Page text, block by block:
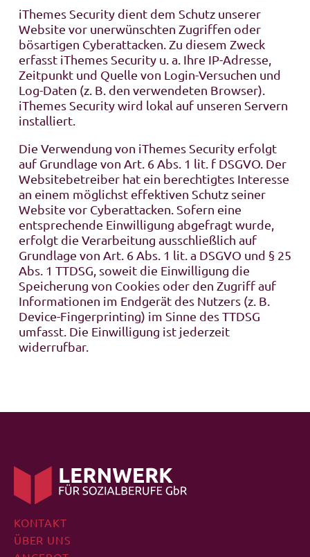
iThemes Security dient dem Schutz unserer
Website vor unerwünschten Zugriffen oder
bösartigen Cyberattacken. Zu diesem Zweck
erfasst iThemes Security u. a. Ihre IP-Adresse,
Zeitpunkt und Quelle von Login-Versuchen und
Log-Daten (z. B. den verwendeten Browser).
iThemes Security wird lokal auf unseren Servern
installiert.
Die Verwendung von iThemes Security erfolgt
auf Grundlage von Art. 6 Abs. 1 lit. f DSGVO. Der
Websitebetreiber hat ein berechtigtes Interesse
an einem möglichst effektiven Schutz seiner
Website vor Cyberattacken. Sofern eine
entsprechende Einwilligung abgefragt wurde,
erfolgt die Verarbeitung ausschließlich auf
Grundlage von Art. 6 Abs. 1 lit. a DSGVO und § 25
Abs. 1 TTDSG, soweit die Einwilligung die
Speicherung von Cookies oder den Zugriff auf
Informationen im Endgerät des Nutzers (z. B.
Device-Fingerprinting) im Sinne des TTDSG
umfasst. Die Einwilligung ist jederzeit
widerrufbar.
KONTAKT
ÜBER UNS